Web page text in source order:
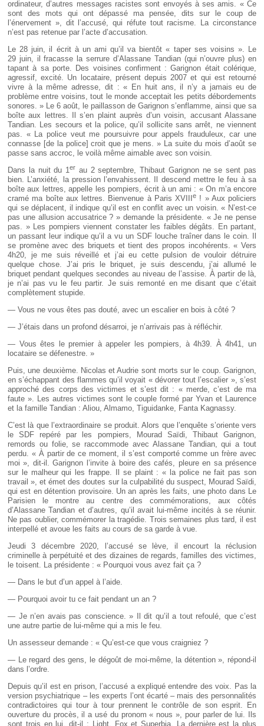
ordinateur, d’autres messages racistes sont envoyés à ses amis. « Ce
sont des mots qui ont dépassé ma pensée, dits sur le coup de
l’énervement », dit l’accusé, qui réfute tout racisme. La circonstance
n’est pas retenue par l’acte d’accusation.
Le 28 juin, il écrit à un ami qu’il va bientôt « taper ses voisins ». Le
29 juin, il fracasse la serrure d’Alassane Tandian (qui n’ouvre plus) en
tapant à sa porte. Des voisines confirment : Garignon était colérique,
agressif, excité. Un locataire, présent depuis 2007 et qui est retourné
vivre à la même adresse, dit : « En huit ans, il n’y a jamais eu de
problème entre voisins, tout le monde acceptait les petits débordements
sonores. » Le 6 août, le paillasson de Garignon s’enflamme, ainsi que sa
boîte aux lettres. Il s’en plaint auprès d’un voisin, accusant Alassane
Tandian. Les secours et la police, qu’il sollicite sans arrêt, ne viennent
pas. « La police veut me poursuivre pour appels frauduleux, car une
connasse [de la police] croit que je mens. » La suite du mois d’août se
passe sans accroc, le voilà même aimable avec son voisin.
Dans la nuit du 1er au 2 septembre, Thibaut Garignon ne se sent pas
bien. L’anxiété, la pression l’envahissent. Il descend mettre le feu à sa
boîte aux lettres, appelle les pompiers, écrit à un ami : « On m’a encore
cramé ma boîte aux lettres. Bienvenue à Paris XVIII
e ! » Aux policiers
qui se déplacent, il indique qu’il est en conflit avec un voisin. « N’est-ce
pas une allusion accusatrice ? » demande la présidente. « Je ne pense
pas. » Les pompiers viennent constater les faibles dégâts. En partant,
un passant leur indique qu’il a vu un SDF louche traîner dans le coin. Il
se promène avec des briquets et tient des propos incohérents. « Vers
4h20, je me suis réveillé et j’ai eu cette pulsion de vouloir détruire
quelque chose. J’ai pris le briquet, je suis descendu, j’ai allumé le
briquet pendant quelques secondes au niveau de l’assise. À partir de là,
je n’ai pas vu le feu partir. Je suis remonté en me disant que c’était
complètement stupide.
— Vous ne vous êtes pas douté, avec un escalier en bois à côté ?
— J’étais dans un profond désarroi, je n’arrivais pas à réfléchir.
— Vous êtes le premier à appeler les pompiers, à 4h39. À 4h41, un
locataire se défenestre. »
Puis, une deuxième. Nicolas et Audrie sont morts sur le coup. Garignon,
en s’échappant des flammes qu’il voyait « dévorer tout l’escalier », s’est
approché des corps des victimes et s’est dit : « merde, c’est de ma
faute ». Les autres victimes sont le couple formé par Yvan et Laurence
et la famille Tandian : Aliou, Almamo, Tiguidanke, Fanta Kagnassy.
C’est là que l’extraordinaire se produit. Alors que l’enquête s’oriente vers
le SDF repéré par les pompiers, Mourad Saïdi, Thibaut Garignon,
remords ou folie, se raccommode avec Alassane Tandian, qui a tout
perdu. « À partir de ce moment, il s’est comporté comme un frère avec
moi », dit-il. Garignon l’invite à boire des cafés, pleure en sa présence
sur le malheur qui les frappe. Il se plaint : « la police ne fait pas son
travail », et émet des doutes sur la culpabilité du suspect, Mourad Saïdi,
qui est en détention provisoire. Un an après les faits, une photo dans Le
Parisien le montre au centre des commémorations, aux côtés
d’Alassane Tandian et d’autres, qu’il avait lui-même incités à se réunir.
Ne pas oublier, commémorer la tragédie. Trois semaines plus tard, il est
interpellé et avoue les faits au cours de sa garde à vue.
Jeudi 3 décembre 2020, l’accusé se lève, il encourt la réclusion
criminelle à perpétuité et des dizaines de regards, familles des victimes,
le toisent. La présidente : « Pourquoi vous avez fait ça ?
— Dans le but d’un appel à l’aide.
— Pourquoi avoir tu ce fait pendant un an ?
— Je n’en avais pas conscience. » Il dit qu’il a tout refoulé, que c’est
une autre partie de lui-même qui a mis le feu.
Un assesseur demande : « Qu’est-ce que vous craigniez ?
— Le regard des gens, le dégoût de moi-même, la détention », répond-il
dans l’ordre.
Depuis qu’il est en prison, l’accusé a expliqué entendre des voix. Pas la
version psychiatrique – les experts l’ont écarté – mais des personnalités
contradictoires qui tour à tour prennent le contrôle de son esprit. En
ouverture du procès, il a usé du pronom « nous », pour parler de lui. Ils
sont trois en lui, dit-il : Light, Fox et Superbia. La dernière est la plus